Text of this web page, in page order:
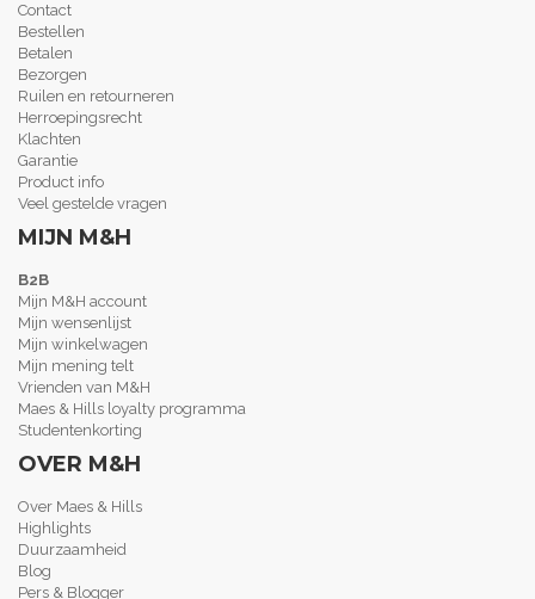
Contact
Bestellen
Betalen
Bezorgen
Ruilen en retourneren
Herroepingsrecht
Klachten
Garantie
Product info
Veel gestelde vragen
MIJN M&H
B2B
Mijn M&H account
Mijn wensenlijst
Mijn winkelwagen
Mijn mening telt
Vrienden van M&H
Maes & Hills loyalty programma
Studentenkorting
OVER M&H
Over Maes & Hills
Highlights
Duurzaamheid
Blog
Pers & Blogger